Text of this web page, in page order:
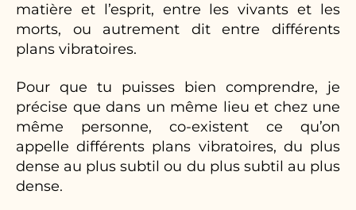
matière et l’esprit, entre les vivants et les
morts, ou autrement dit entre différents
plans vibratoires.
Pour que tu puisses bien comprendre, je
précise que dans un même lieu et chez une
même personne, co-existent ce qu’on
appelle différents plans vibratoires, du plus
dense au plus subtil ou du plus subtil au plus
dense.